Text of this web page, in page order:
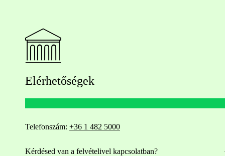
Elérhetőségek
Telefonszám: +36 1 482 5000
Kérdésed van a felvételivel kapcsolatban?